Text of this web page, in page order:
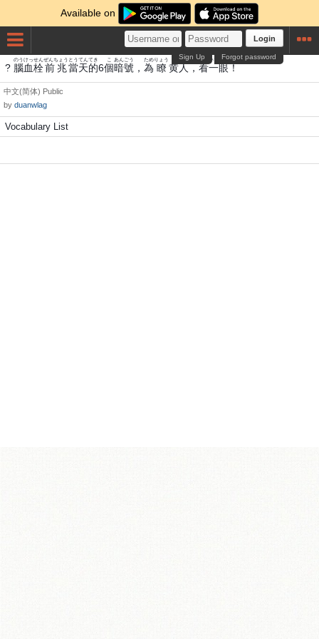
Available on
Login
Forgot password
Sign Up
? 腦
のう
血栓
けっせん
前兆
ぜんちょう
當
とう
天
てん
的
てき
6個
こ
暗號
あんごう
， 為
ため
瞭
りょう
黄人
にん
，看
かん
一眼
いちがん
！
中文(简体) Public
by duanwlag
Vocabulary List